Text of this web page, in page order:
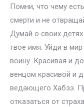
Помни, что чему
смерти и не
Думай о своих
твое имя. Уйди в
воину. Красивая и
венцом красивой и
ведающего Хабзэ.
отказаться от